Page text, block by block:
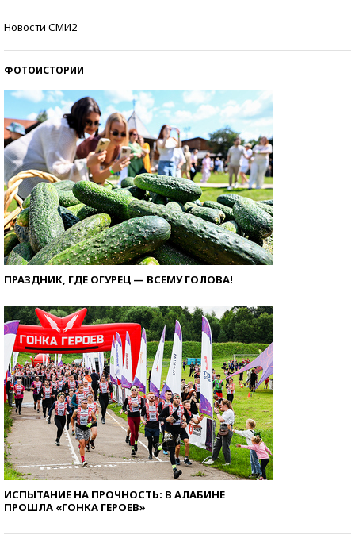
Новости СМИ2
ФОТОИСТОРИИ
ПРАЗДНИК, ГДЕ ОГУРЕЦ — ВСЕМУ ГОЛОВА!
ИСПЫТАНИЕ НА ПРОЧНОСТЬ: В АЛАБИНЕ
ПРОШЛА «ГОНКА ГЕРОЕВ»